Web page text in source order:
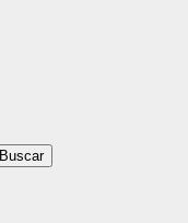
Buscar